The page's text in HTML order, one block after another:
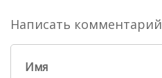
Написать комментарий
Имя